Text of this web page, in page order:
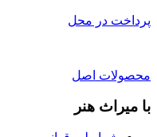
پرداخت در محل
محصولات اصل
با میراث هنر